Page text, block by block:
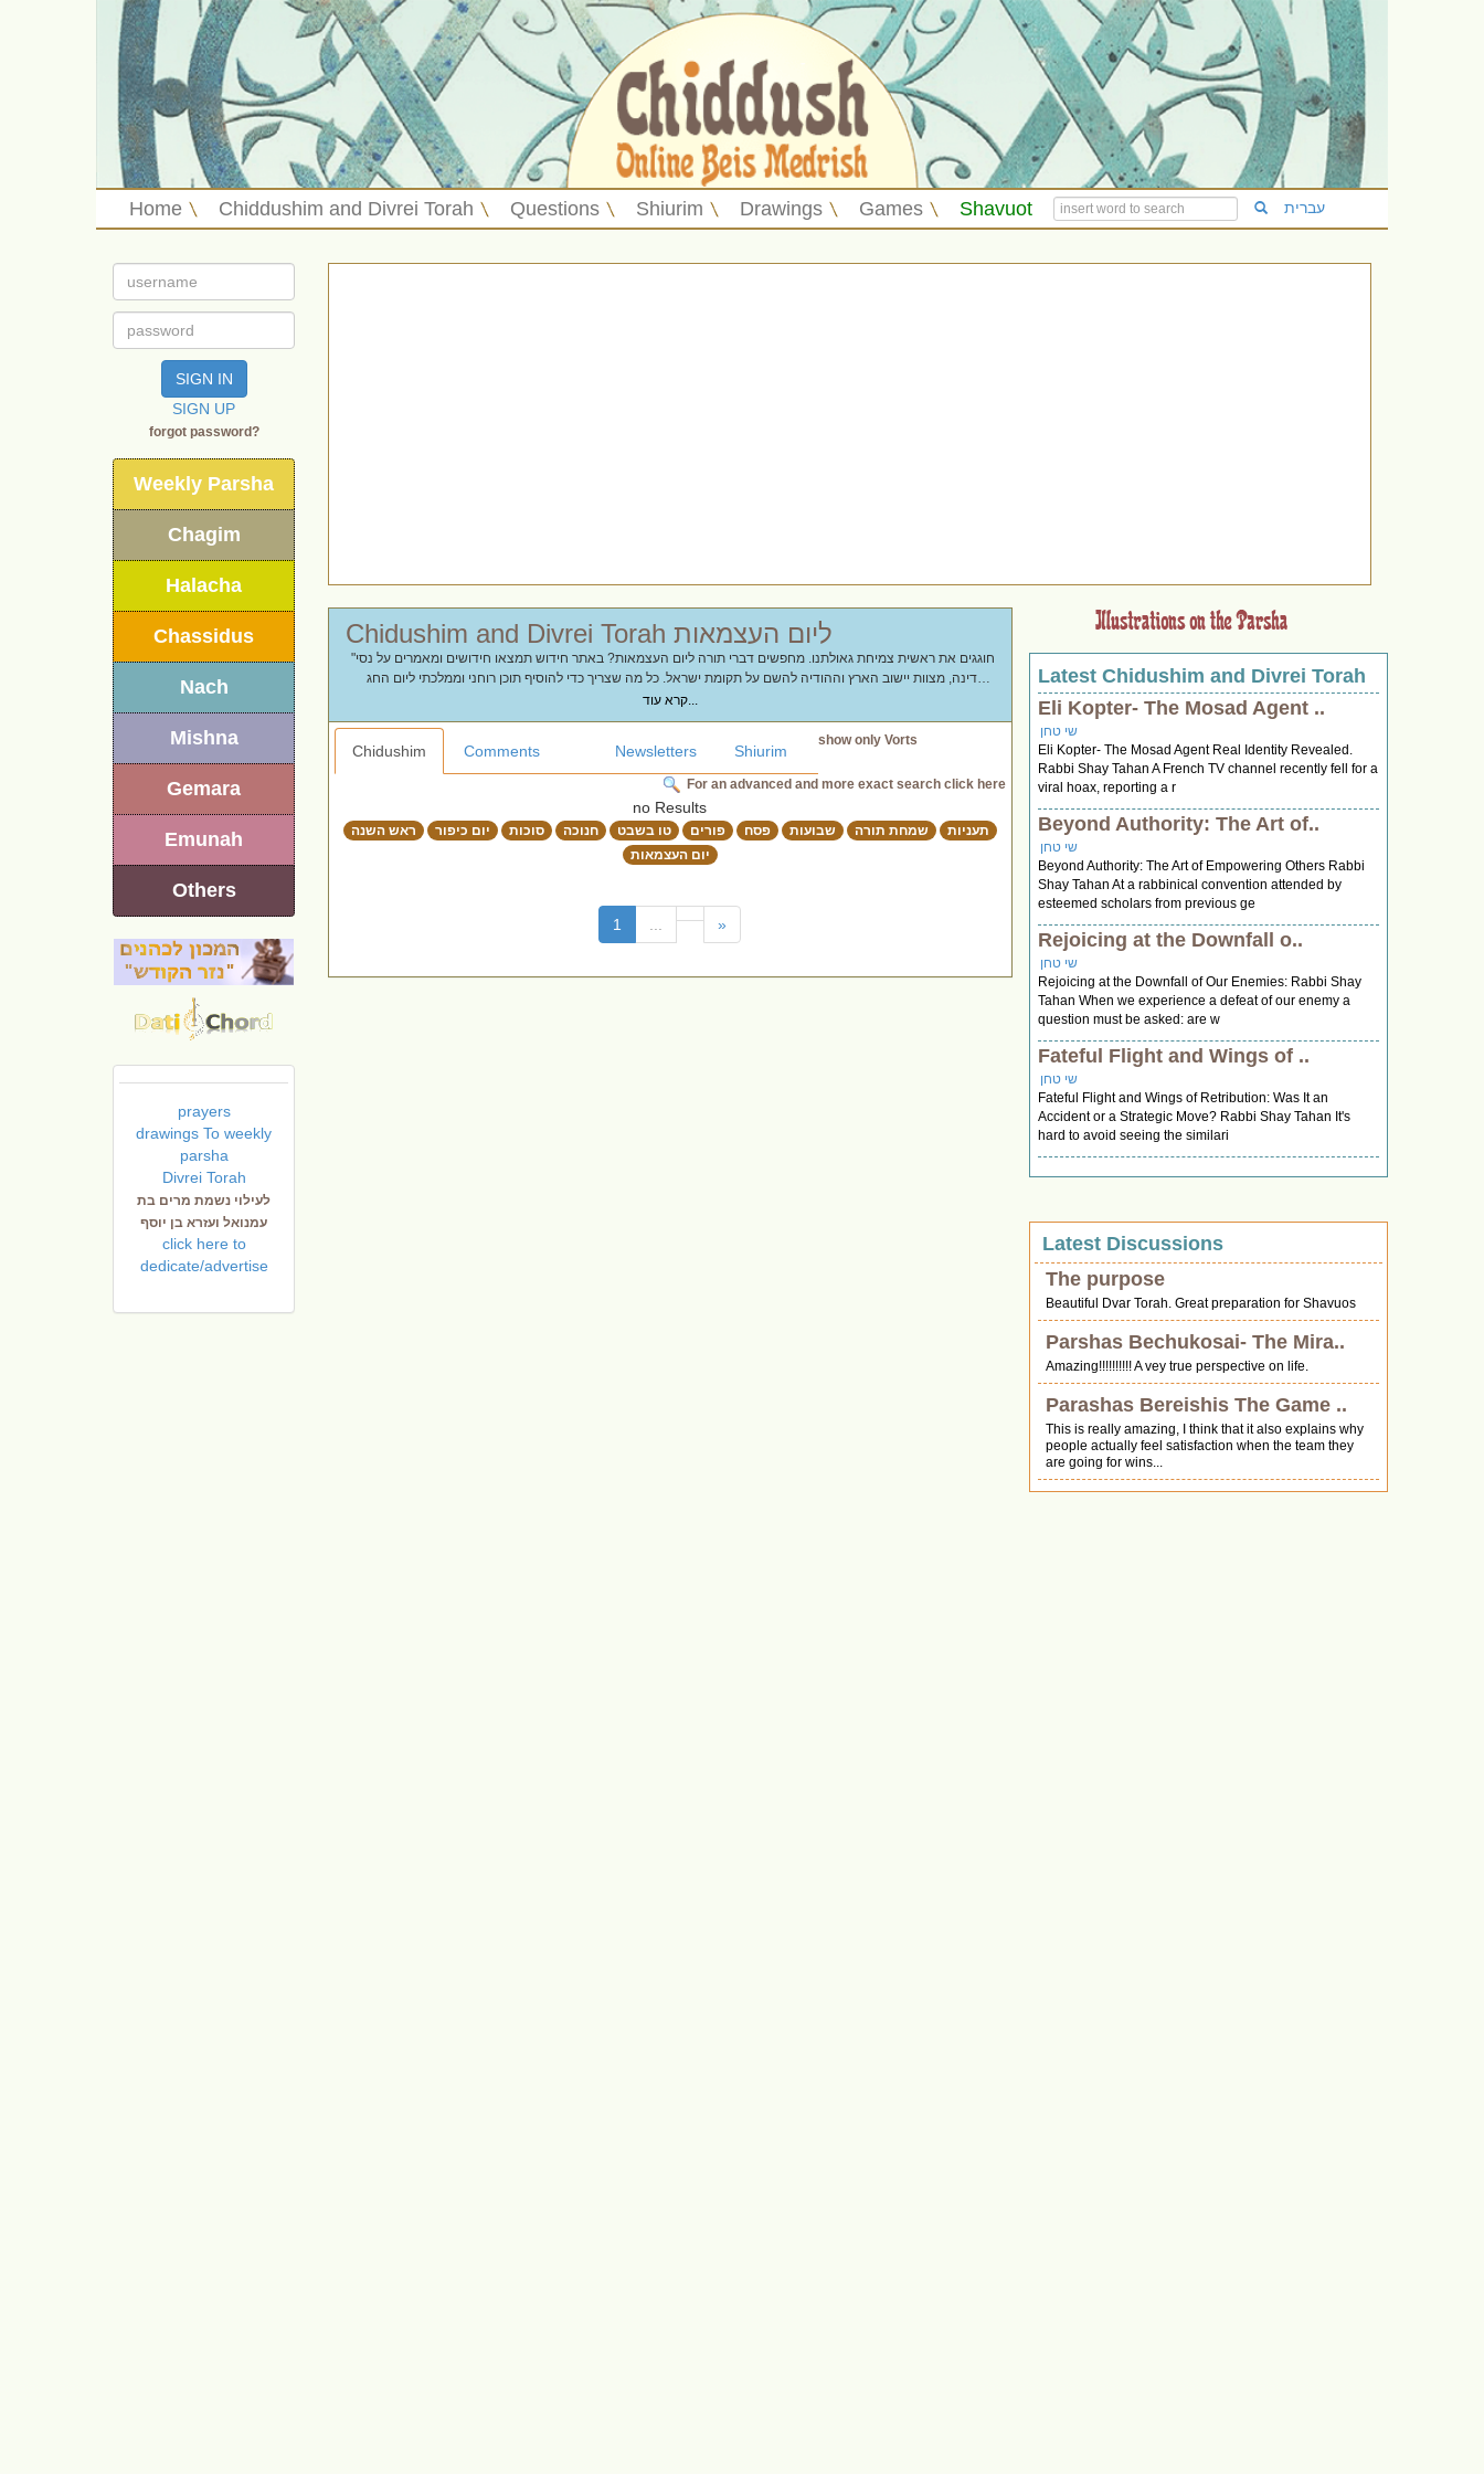
Home Chiddushim and Divrei Torah Questions Shiurim Drawings Games Shavuot עברית
SIGN IN
SIGN UP
forgot password?
Weekly Parsha
Chagim
Halacha
Chassidus
Nach
Mishna
Gemara
Emunah
Others
prayers
drawings To weekly
parsha
Divrei Torah
לעילוי נשמת מרים בת
עמנואל ועזרא בן יוסף
click here to
dedicate/advertise
Chidushim and Divrei Torah ליום העצמאות
"חוגגים את ראשית צמיחת גאולתנו. מחפשים דברי תורה ליום העצמאות? באתר חידוש תמצאו חידושים ומאמרים על נסי
המדינה, מצוות יישוב הארץ וההודיה להשם על תקומת ישראל. כל מה שצריך כדי להוסיף תוכן רוחני וממלכתי ליום החג
קרא עוד...
Chidushim Shiurim
Newsletters
Comments
For an advanced and more exact search click here
show only Vorts
no Results
ראש השנה יום כיפור סוכות חנוכה טו בשבט פורים פסח שבועות שמחת תורה
תעניות
יום העצמאות
1 (current) »
Latest Chidushim and Divrei Torah
Eli Kopter- The Mosad Agent ..
שי טחן
Eli Kopter- The Mosad Agent Real Identity Revealed.
Rabbi Shay Tahan A French TV channel recently fell for a
viral hoax, reporting a r
Beyond Authority: The Art of..
שי טחן
Beyond Authority: The Art of Empowering Others Rabbi
Shay Tahan At a rabbinical convention attended by
esteemed scholars from previous ge
Rejoicing at the Downfall o..
שי טחן
Rejoicing at the Downfall of Our Enemies: Rabbi Shay
Tahan When we experience a defeat of our enemy a
question must be asked: are w
Fateful Flight and Wings of ..
שי טחן
Fateful Flight and Wings of Retribution: Was It an
Accident or a Strategic Move? Rabbi Shay Tahan It's
hard to avoid seeing the similari
Latest Discussions
The purpose
Beautiful Dvar Torah. Great preparation for Shavuos
Parshas Bechukosai- The Mira..
Amazing!!!!!!!!!! A vey true perspective on life.
Parashas Bereishis The Game ..
This is really amazing, I think that it also explains why
people actually feel satisfaction when the team they
are going for wins...